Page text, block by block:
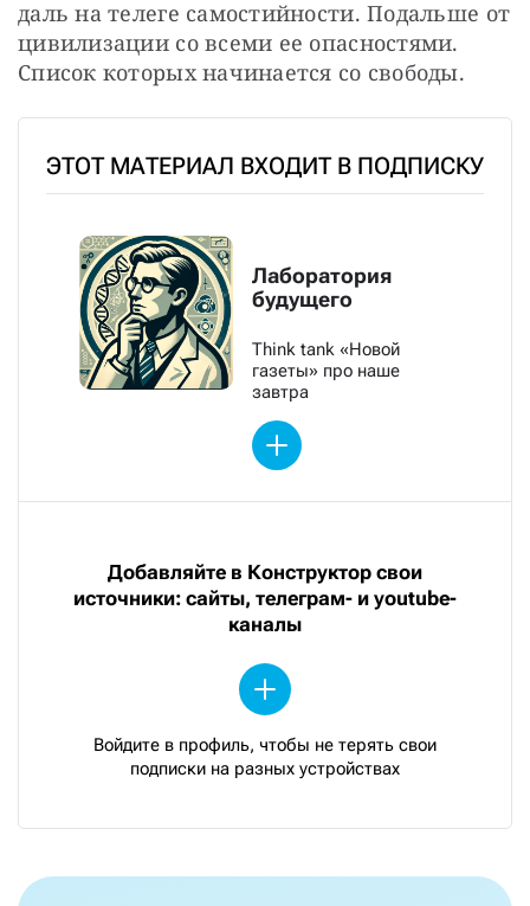
даль на телеге самостийности. Подальше от
цивилизации со всеми ее опасностями.
Список которых начинается со свободы.
ЭТОТ МАТЕРИАЛ ВХОДИТ В ПОДПИСКУ
Лаборатория
будущего
Think tank «Новой
газеты» про наше
завтра
Добавляйте в Конструктор свои
источники: сайты, телеграм- и youtube-
каналы
Войдите в профиль, чтобы не терять свои
подписки на разных устройствах